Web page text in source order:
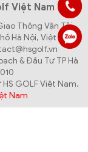
Việt Nam
Thông Vận Tải,
Hà Nội, Việt Nam
& Đầu Tư TP Hà
GOLF Việt Nam.
Nam